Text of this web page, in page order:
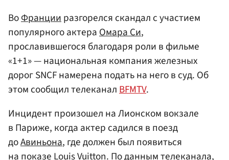
ВоФранцииразгорелся скандал с участием
популярного актераОмара Си,
прославившегося благодаря роли в фильме
«1+1» — национальная компания железных
дорог SNCF намерена подать на него в суд. Об
этом сообщил телеканалBFMTV.
Инцидент произошел на Лионском вокзале
в Париже, когда актер садился в поезд
доАвиньона, где должен был появиться
на показе Louis Vuitton. По данным телеканала,